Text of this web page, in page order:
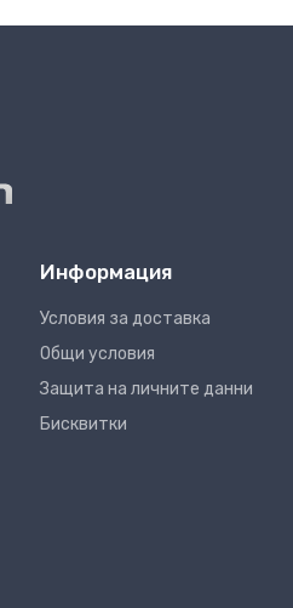
Информация
Условия за доставка
Общи условия
Защита на личните данни
Бисквитки